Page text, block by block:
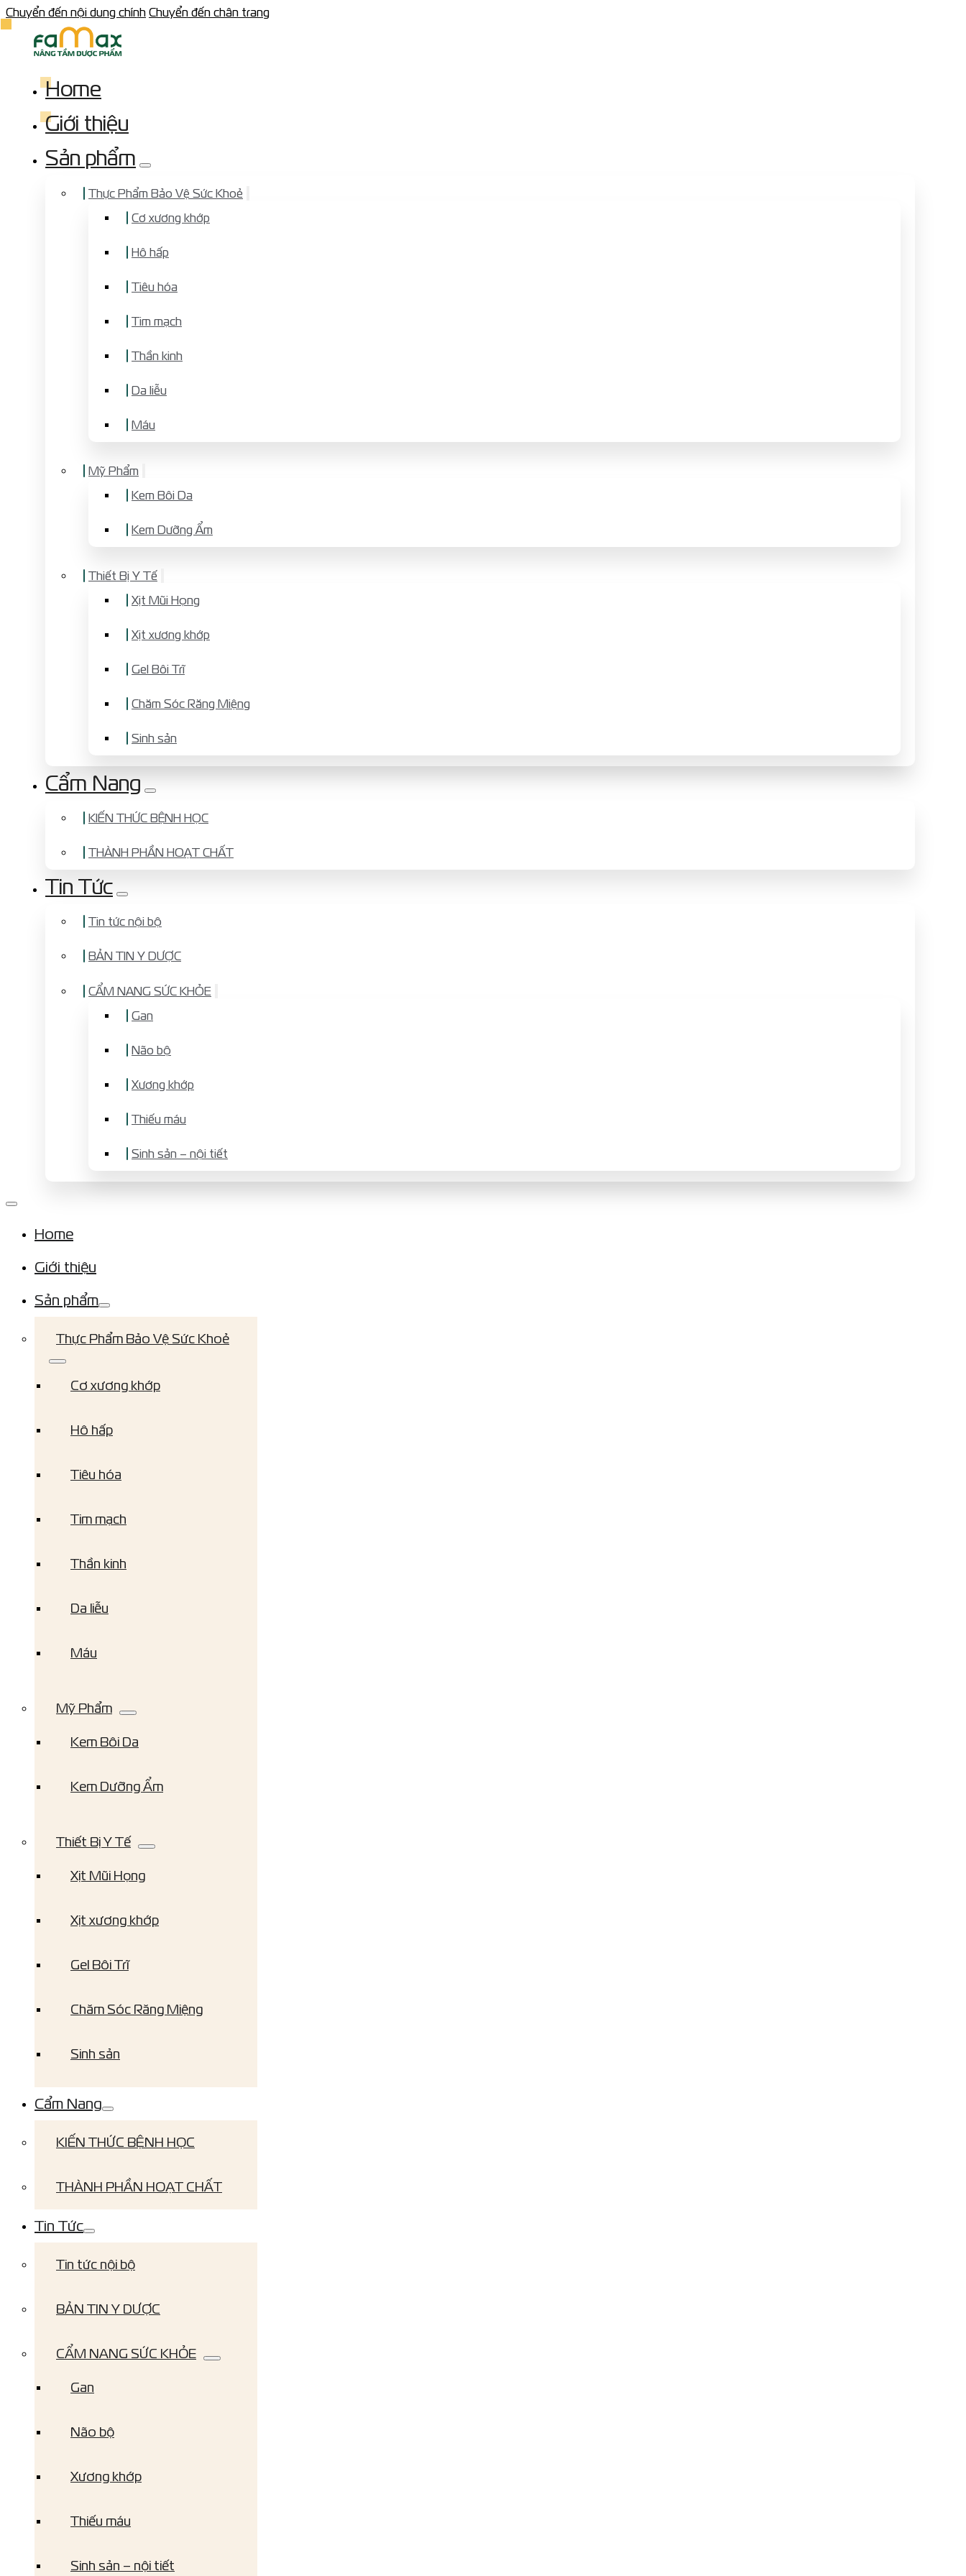
Chuyển đến nội dung chính Chuyển đến chân trang
Home
Giới thiệu
Sản phẩm
Thực Phẩm Bảo Vệ Sức Khoẻ
Cơ xương khớp
Hô hấp
Tiêu hóa
Tim mạch
Thần kinh
Da liễu
Máu
Mỹ Phẩm
Kem Bôi Da
Kem Dưỡng Ẩm
Thiết Bị Y Tế
Xịt Mũi Họng
Xịt xương khớp
Gel Bôi Trĩ
Chăm Sóc Răng Miệng
Sinh sản
Cẩm Nang
KIẾN THỨC BỆNH HỌC
THÀNH PHẦN HOẠT CHẤT
Tin Tức
Tin tức nội bộ
BẢN TIN Y DƯỢC
CẨM NANG SỨC KHỎE
Gan
Não bộ
Xương khớp
Thiếu máu
Sinh sản – nội tiết
Home
Giới thiệu
Sản phẩm
Thực Phẩm Bảo Vệ Sức Khoẻ
Cơ xương khớp
Hô hấp
Tiêu hóa
Tim mạch
Thần kinh
Da liễu
Máu
Mỹ Phẩm
Kem Bôi Da
Kem Dưỡng Ẩm
Thiết Bị Y Tế
Xịt Mũi Họng
Xịt xương khớp
Gel Bôi Trĩ
Chăm Sóc Răng Miệng
Sinh sản
Cẩm Nang
KIẾN THỨC BỆNH HỌC
THÀNH PHẦN HOẠT CHẤT
Tin Tức
Tin tức nội bộ
BẢN TIN Y DƯỢC
CẨM NANG SỨC KHỎE
Gan
Não bộ
Xương khớp
Thiếu máu
Sinh sản – nội tiết